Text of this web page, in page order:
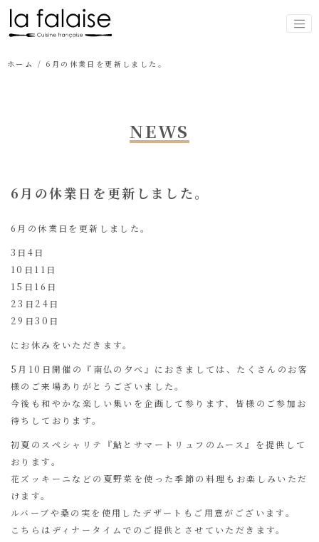
ホーム / 6月の休業日を更新しました。
NEWS
6月の休業日を更新しました。
6月の休業日を更新しました。
3日4日
10日11日
15日16日
23日24日
29日30日
にお休みをいただきます。
5月10日開催の『南仏の夕べ』におきましては、たくさんのお客
様のご来場ありがとうございました。
今後も和やかな楽しい集いを企画して参ります、皆様のご参加お
待ちしております。
初夏のスペシャリテ『鮎とサマートリュフのムース』を提供して
おります。
花ズッキーニなどの夏野菜を使った季節の料理もお楽しみいただ
けます。
ルバーブや桑の実を使用したデザートもご用意がございます。
こちらはディナータイムでのご提供とさせていただきます。